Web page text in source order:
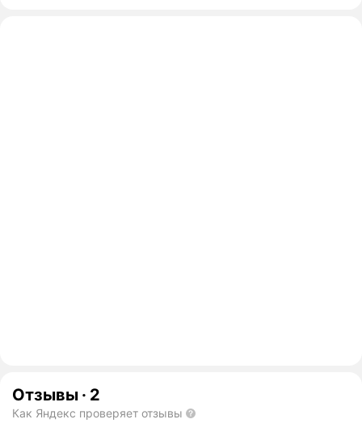
Отзывы · 2
Как Яндекс проверяет отзывы